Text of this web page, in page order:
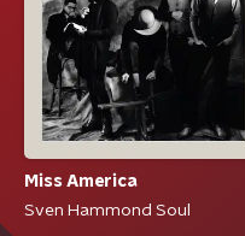
Miss America
Sven Hammond Soul